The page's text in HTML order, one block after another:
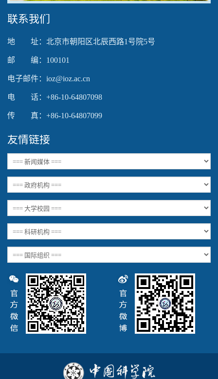
联系我们
地 址：北京市朝阳区北辰西路1号院5号
邮 编：100101
电子邮件：ioz@ioz.ac.cn
电 话：+86-10-64807098
传 真：+86-10-64807099
友情链接